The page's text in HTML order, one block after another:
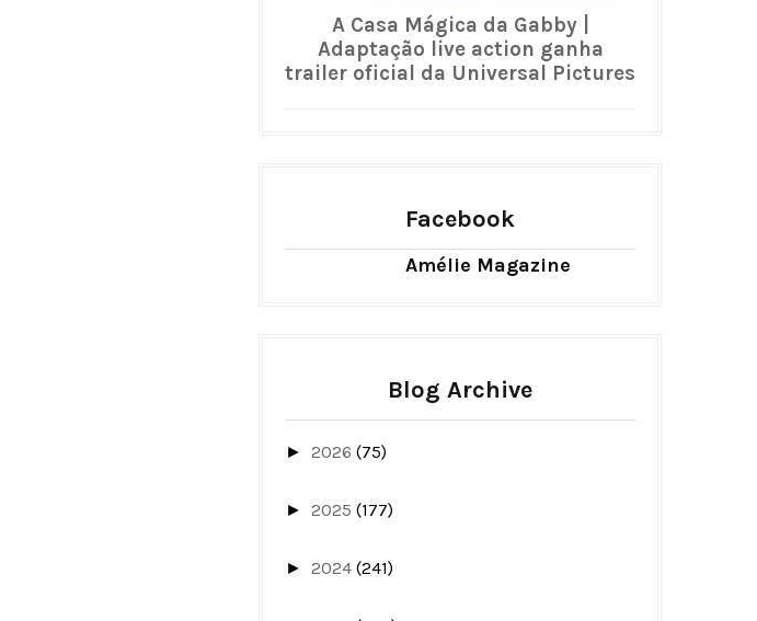
A Casa Mágica da Gabby |
Adaptação live action ganha
trailer oficial da Universal Pictures
Facebook
Amélie Magazine
Blog Archive
► 2026 (75)
► 2025 (177)
► 2024 (241)